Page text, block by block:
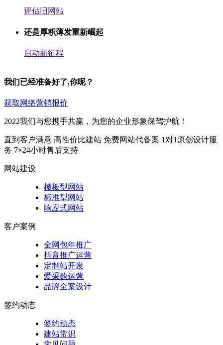
评估旧网站
还是厚积薄发重新崛起
启动新征程
我们已经准备好了,你呢？
获取网络营销报价
2022我们与您携手共赢，为您的企业形象保驾护航！
直到客户满意 高性价比建站 免费网站代备案 1对1原创设计服
务 7×24小时售后支持
网站建设
模板型网站
标准型网站
响应式网站
客户案例
全网包年推广
抖音推广运营
定制站开发
爱采购运营
品牌全案设计
签约动态
签约动态
建站常识